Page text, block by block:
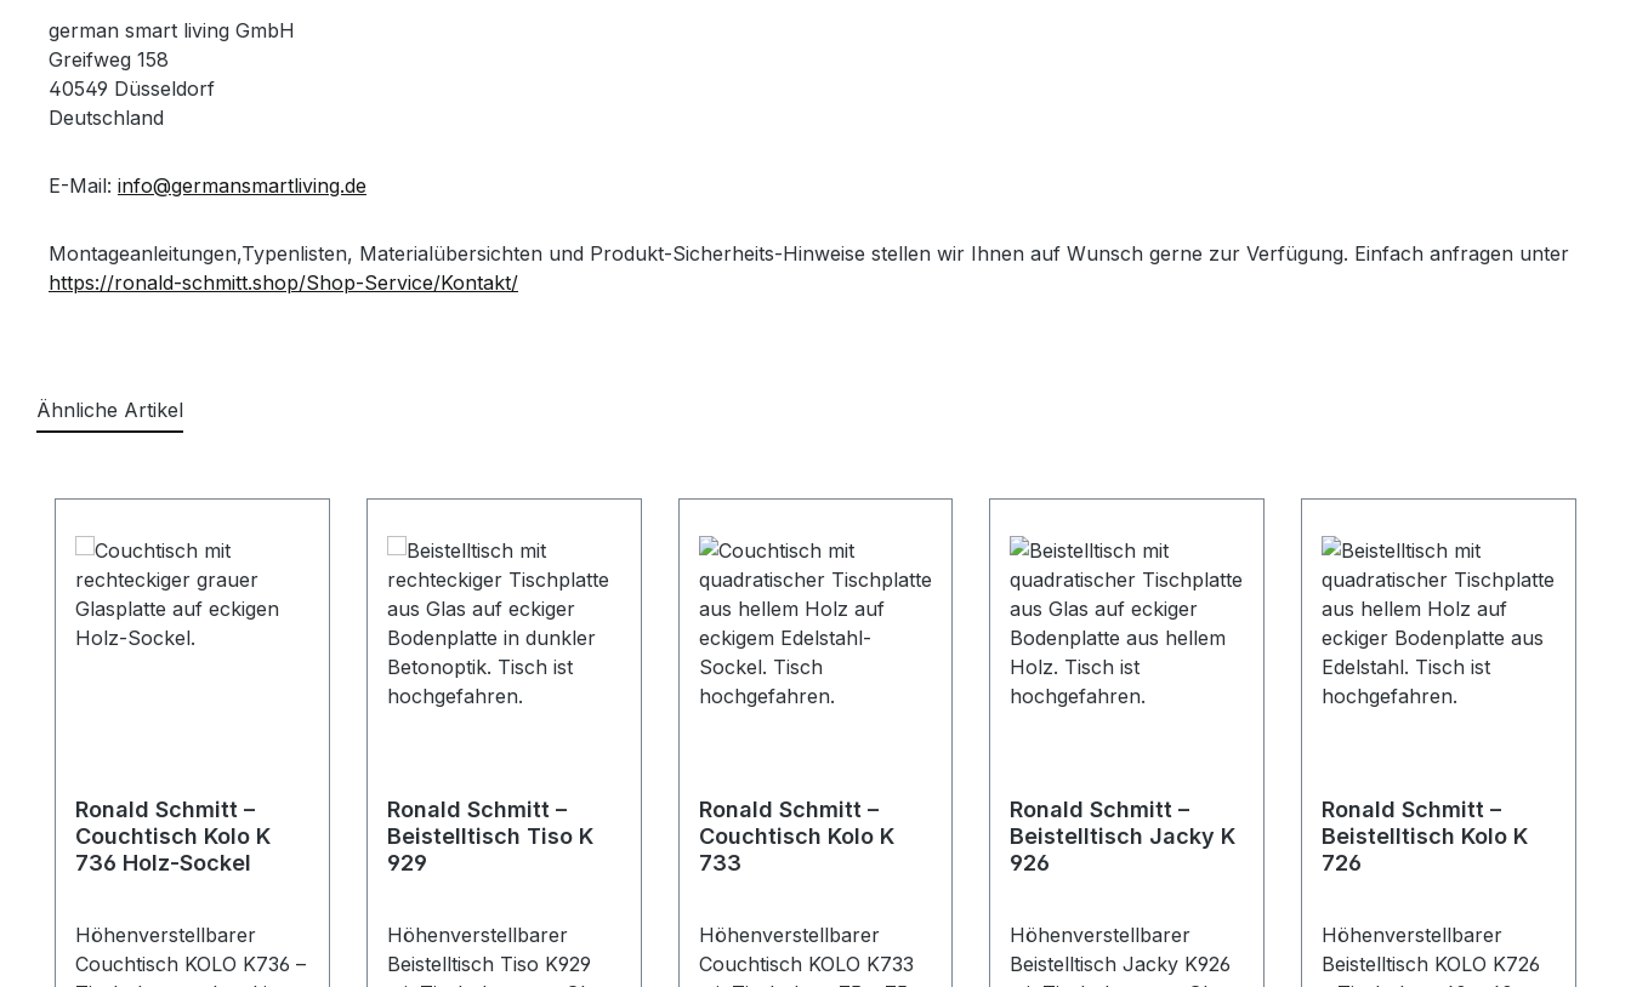
german smart living GmbH
Greifweg 158
40549 Düsseldorf
Deutschland
E-Mail: info@germansmartliving.de
Montageanleitungen,Typenlisten, Materialübersichten und Produkt-Sicherheits-Hinweise stellen wir Ihnen auf Wunsch gerne zur Verfügung. Einfach anfragen unter
https://ronald-schmitt.shop/Shop-Service/Kontakt/
Ähnliche Artikel
Ronald Schmitt –
Couchtisch Kolo K
736 Holz-Sockel
Höhenverstellbarer
Couchtisch KOLO K736 –
Ronald Schmitt –
Beistelltisch Tiso K
929
Höhenverstellbarer
Beistelltisch Tiso K929
Ronald Schmitt –
Couchtisch Kolo K
733
Höhenverstellbarer
Couchtisch KOLO K733
Ronald Schmitt –
Beistelltisch Jacky K
926
Höhenverstellbarer
Beistelltisch Jacky K926
Ronald Schmitt –
Beistelltisch Kolo K
726
Höhenverstellbarer
Beistelltisch KOLO K726